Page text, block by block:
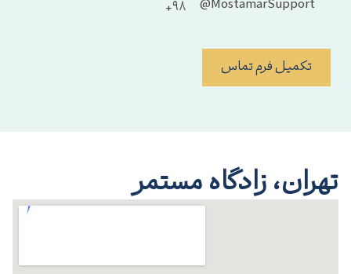
MostamarSupport@
۹۸+
تکمیل فرم تماس
زادگاه مستمر